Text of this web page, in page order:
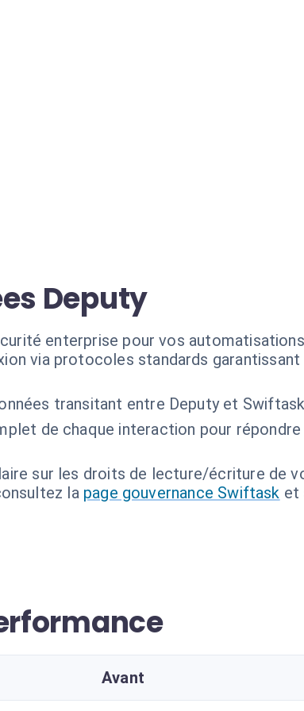
Deputy
enterprise pour vos
via protocoles standards
transitant entre Deputy et
de chaque interaction pour répondre
sur les droits de lecture/écriture de
la page gouvernance Swiftask et
Avant